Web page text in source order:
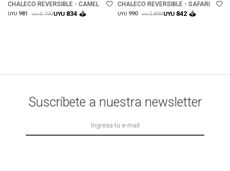
CHALECO REVERSIBLE - CAMEL
UYU 981 UYU 3.190UYU 834
CHALECO REVERSIBLE - SAFARI
UYU 990 UYU 2.890UYU 842
Suscríbete a nuestra newsletter